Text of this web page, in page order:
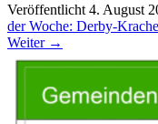
Veröffentlicht 4. August
der Woche: Derby-
Weiter →